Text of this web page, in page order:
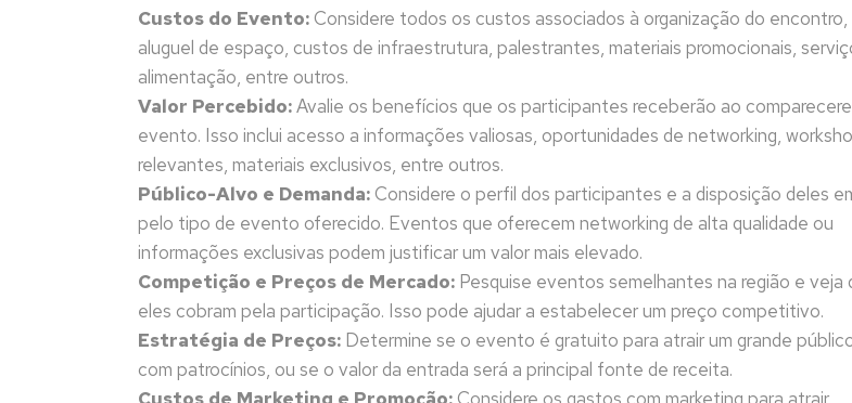
Custos do Evento: Considere todos os custos associados à organização do
aluguel de espaço, custos de infraestrutura, palestrantes, materiais promocionais,
alimentação, entre outros.
Valor Percebido:Avalie os benefícios que os participantes receberão ao
evento. Isso inclui acesso a informações valiosas, oportunidades de networking,
relevantes, materiais exclusivos, entre outros.
Público-Alvo e Demanda: Considere o perfil dos participantes e a disposição deles
pelo tipo de evento oferecido. Eventos que oferecem networking de alta qualidade ou
informações exclusivas podem justificar um valor mais elevado.
Competição e Preços de Mercado: Pesquise eventos semelhantes na região e veja
eles cobram pela participação. Isso pode ajudar a estabelecer um preço competitivo.
Estratégia de Preços: Determine se o evento é gratuito para atrair um grande
com patrocínios, ou se o valor da entrada será a principal fonte de receita.